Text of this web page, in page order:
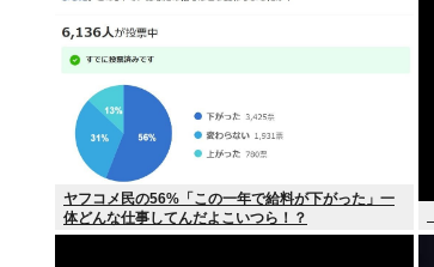
ヤフコメ民の56%「この一年で給料が下がった」一
体どんな仕事してんだよこいつら！？